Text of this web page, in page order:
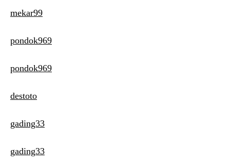
mekar99
pondok969
pondok969
destoto
gading33
gading33